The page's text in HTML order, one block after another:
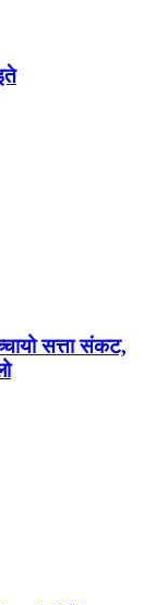
सत्ता संकट,